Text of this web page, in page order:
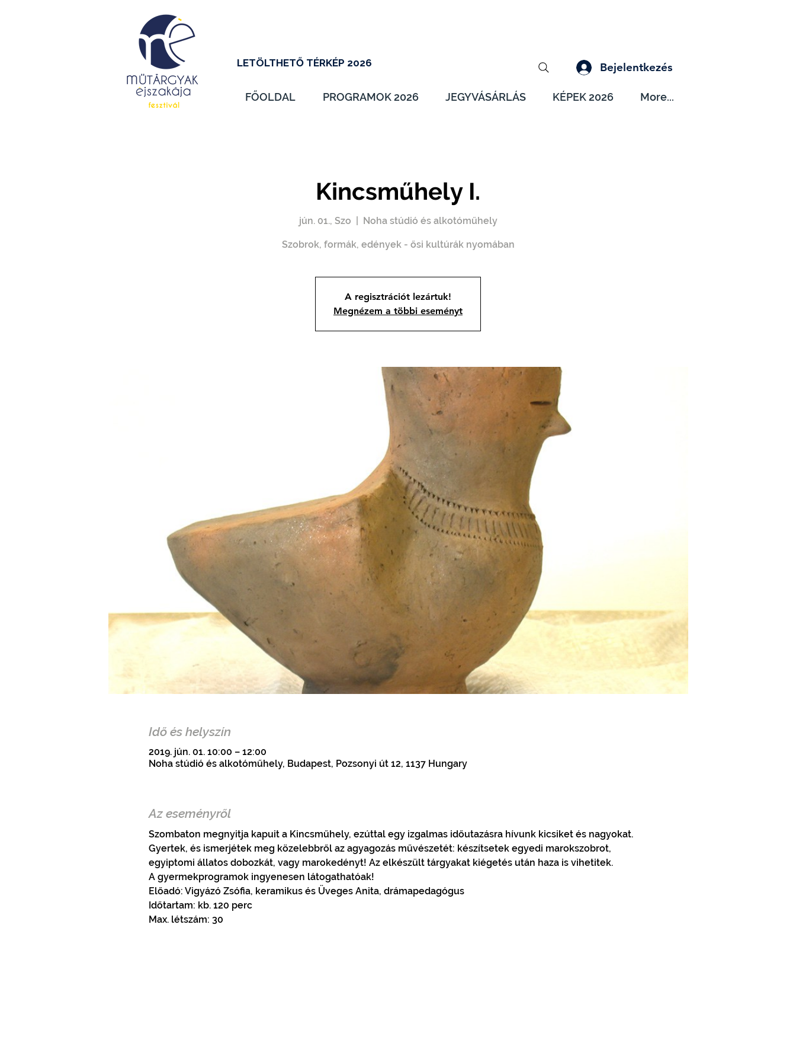
Bejelentkezés
LETÖLTHETŐ TÉRKÉP 2026
FŐOLDAL PROGRAMOK 2026 JEGYVÁSÁRLÁS KÉPEK 2026 More...
Kincsműhely I.
jún. 01., Szo Noha stúdió és alkotóműhely
Szobrok, formák, edények - ősi kultúrák nyomában
A regisztrációt lezártuk!
Megnézem a többi eseményt
Idő és helyszín
2019. jún. 01. 10:00 – 12:00
Noha stúdió és alkotóműhely, Budapest, Pozsonyi út 12, 1137 Hungary
Az eseményről
Szombaton megnyitja kapuit a Kincsműhely, ezúttal egy izgalmas időutazásra hívunk kicsiket és nagyokat.
Gyertek, és ismerjétek meg közelebbről az agyagozás művészetét: készítsetek egyedi marokszobrot,
egyiptomi állatos dobozkát, vagy marokedényt! Az elkészült tárgyakat kiégetés után haza is vihetitek.
A gyermekprogramok ingyenesen látogathatóak!
Előadó: Vigyázó Zsófia, keramikus és Üveges Anita, drámapedagógus
Időtartam: kb. 120 perc
Max. létszám: 30